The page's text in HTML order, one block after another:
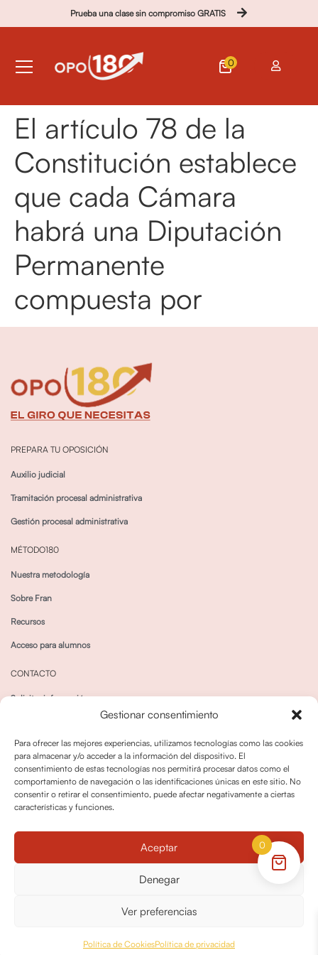
Gestionar consentimiento
Para ofrecer las mejores experiencias, utilizamos tecnologías como las cookies
para almacenar y/o acceder a la información del dispositivo. El
consentimiento de estas tecnologías nos permitirá procesar datos como el
comportamiento de navegación o las identificaciones únicas en este sitio. No
consentir o retirar el consentimiento, puede afectar negativamente a ciertas
características y funciones.
Aceptar
Denegar
Ver preferencias
Política de CookiesPolítica de privacidad
Prueba una clase sin compromiso GRATIS
0
El artículo 78 de la
Constitución establece
que cada Cámara
habrá una Diputación
Permanente
compuesta por
PREPARA TU OPOSICIÓN
Auxilio judicial
Tramitación procesal administrativa
Gestión procesal administrativa
MÉTODO180
Nuestra metodología
Sobre Fran
Recursos
Acceso para alumnos
CONTACTO
Solicitar información
Política de cookies
Política dedevoluciones y cancelaciones
© OPO180 2026 Todos los derechos reservados
0